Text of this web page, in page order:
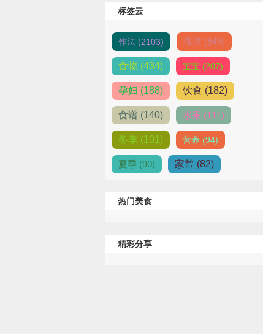
标签云
作法 (2103) 做法 (849)
食物 (434) 宝宝 (207)
孕妇 (188) 饮食 (182)
食谱 (140) 水果 (111)
冬季 (101) 营养 (94)
夏季 (90) 家常 (82)
热门美食
精彩分享